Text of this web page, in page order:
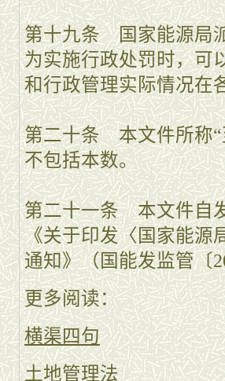
第十九条 国家能源局
为实施行政处罚时，可
和行政管理实际情况在
第二十条 本文件所称“
不包括本数。
第二十一条 本文件自
《关于印发〈国家能源
通知》（国能发监管〔
更多阅读：
横渠四句
土地管理法